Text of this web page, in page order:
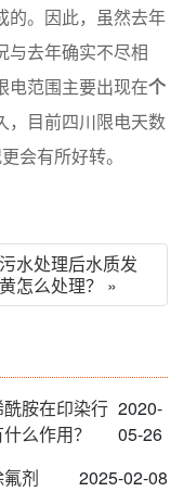
的。因此，虽然去年
与去年确实不尽相
电范围主要出现在个
，目前四川限电天数
会有所好转。
污水处理后水质发
黄怎么处理？ »
胺在印染行
么作用？
2020-
05-26
剂 2025-02-08